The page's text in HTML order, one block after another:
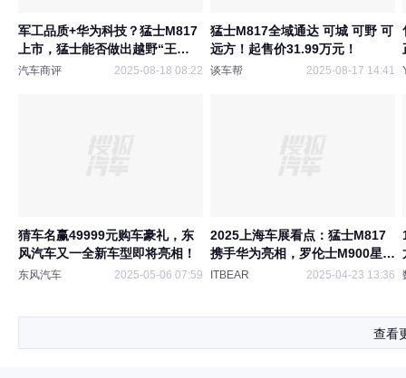
军工品质+华为科技？猛士M817
上市，猛士能否做出越野“王
炸”？
汽车商评 2025-08-18 08:22
猛士M817全域通达 可城 可野 可
远方！起售价31.99万元！
谈车帮 2025-08-17 14:41
猜车名赢49999元购车豪礼，东
风汽车又一全新车型即将亮相！
东风汽车 2025-05-06 07:59
2025上海车展看点：猛士M817
携手华为亮相，罗伦士M900星际
战车限量登场！
ITBEAR 2025-04-23 13:36
查看